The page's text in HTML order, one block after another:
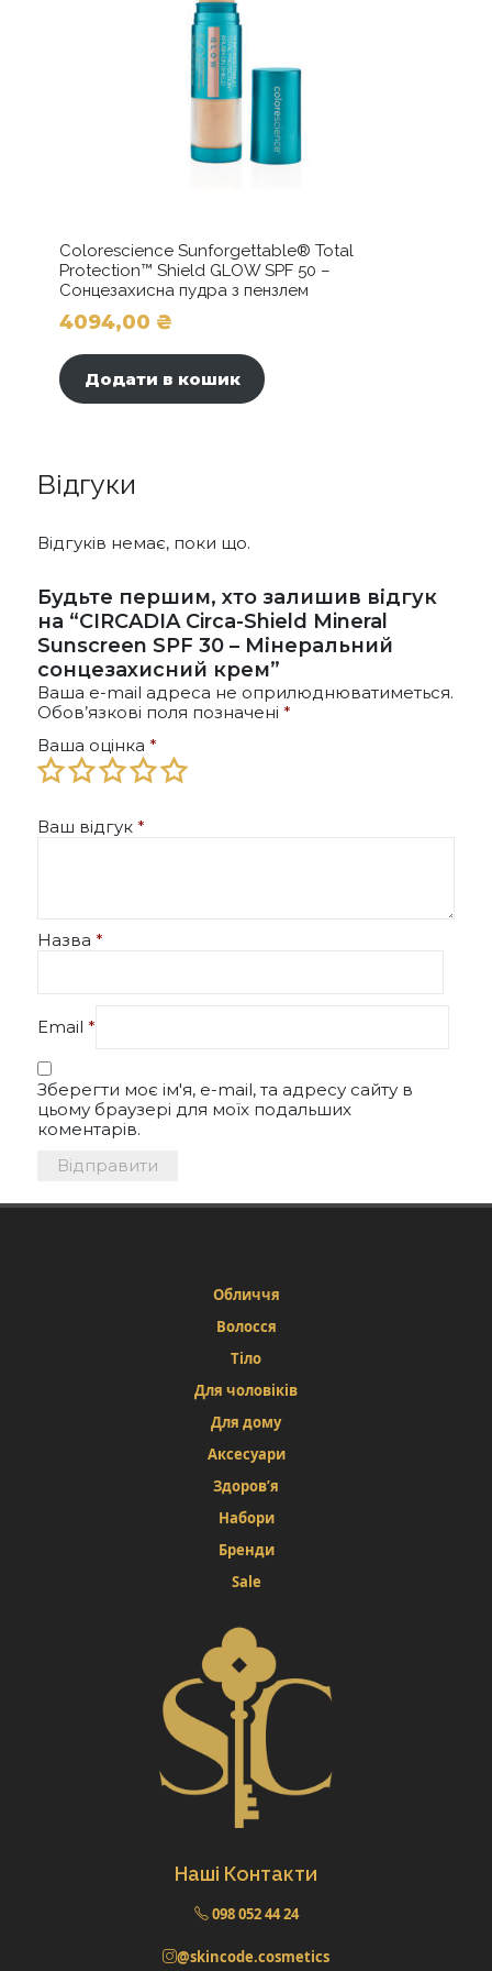
Colorescience Sunforgettable® Total
Protection™ Shield GLOW SPF 50 –
Сонцезахисна пудра з пензлем
4094,00 ₴
Додати в кошик
Відгуки
Відгуків немає, поки що.
Будьте першим, хто залишив відгук
на “CIRCADIA Circa-Shield Mineral
Sunscreen SPF 30 – Мінеральний
сонцезахисний крем”
Ваша e-mail адреса не оприлюднюватиметься.
Обов’язкові поля позначені *
Ваша оцінка *
Ваш відгук *
Назва *
Email *
Зберегти моє ім'я, e-mail, та адресу сайту в
цьому браузері для моїх подальших
коментарів.
Обличчя
Волосся
Тіло
Для чоловіків
Для дому
Аксесуари
Здоров’я
Набори
Бренди
Sale
Наші Контакти
098 052 44 24
@skincode.cosmetics